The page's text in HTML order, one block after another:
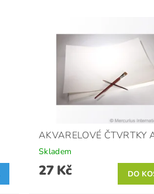
AKVARELOVÉ ČTVRTKY
Skladem
27 Kč